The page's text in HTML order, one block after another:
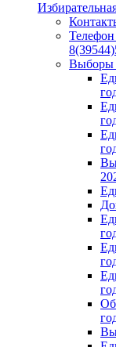
Телефон
Выборы